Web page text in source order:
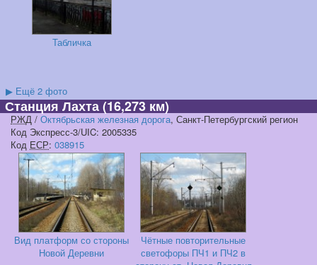
Табличка
▶ Ещё 2 фото
Станция Лахта(16,273 км)
РЖД / Октябрьская железная дорога, Санкт-Петербургский регион
Код Экспресс-3/UIC: 2005335
Код ЕСР: 038915
Вид платформ со стороны
Новой Деревни
Чётные повторительные
светофоры ПЧ1 и ПЧ2 в